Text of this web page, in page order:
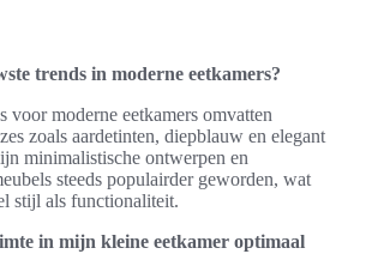
trends in moderne eetkamers?
voor moderne eetkamers omvatten
zoals aardetinten, diepblauw en elegant
minimalistische ontwerpen en
steeds populairder geworden, wat
stijl als functionaliteit.
in mijn kleine eetkamer optimaal